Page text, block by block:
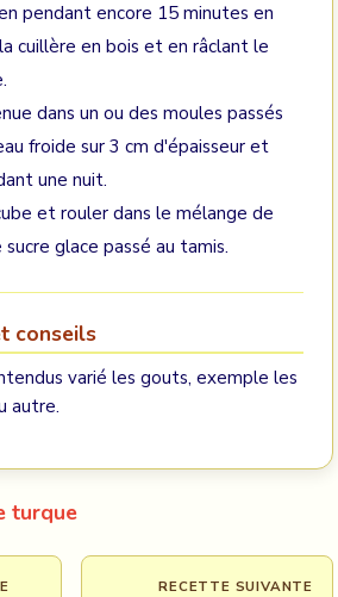
pendant encore 15 minutes en
cuillère en bois et en râclant le
dans un ou des moules passés
froide sur 3 cm d'épaisseur et
une nuit.
et rouler dans le mélange de
glace passé au tamis.
conseils
varié les gouts, exemple les
autre.
turque
RECETTE SUIVANTE